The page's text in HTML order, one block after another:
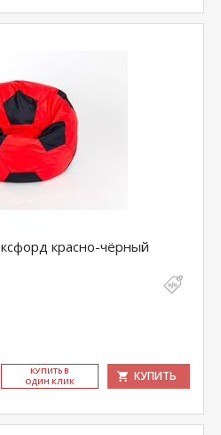
красно-чёрный
КУ­ПИТЬ В
ОДИН КЛИК
КУПИТЬ